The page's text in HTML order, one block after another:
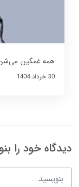
همه غمگین
30 خرداد 1404
دیدگاه خود را